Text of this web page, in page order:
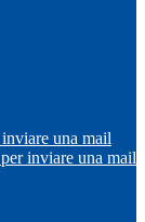
una mail
inviare una mail